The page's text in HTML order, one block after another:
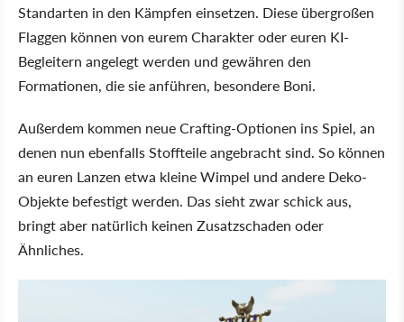
Standarten in den Kämpfen einsetzen. Diese übergroßen
Flaggen können von eurem Charakter oder euren KI-
Begleitern angelegt werden und gewähren den
Formationen, die sie anführen, besondere Boni.
Außerdem kommen neue Crafting-Optionen ins Spiel, an
denen nun ebenfalls Stoffteile angebracht sind. So können
an euren Lanzen etwa kleine Wimpel und andere Deko-
Objekte befestigt werden. Das sieht zwar schick aus,
bringt aber natürlich keinen Zusatzschaden oder
Ähnliches.